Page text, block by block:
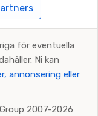
för eventuella
Ni kan
annonsering eller
2007-2026